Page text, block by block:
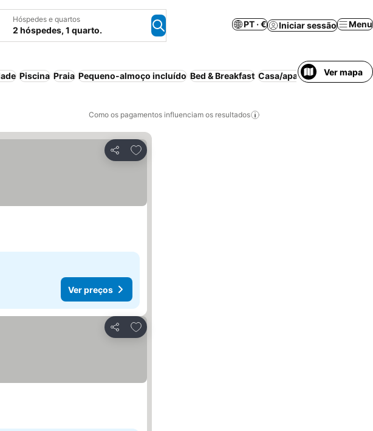
Hóspedes e quartos
2 hóspedes, 1 quarto.
PT · € Iniciar sessão Menu
Piscina Praia Pequeno-almoço incluído Bed & Breakfast Casa/apartamento inteiro
Ver mapa
Como os pagamentos influenciam os resultados
Partilhar
Adicionar aos favoritos
Ver preços
Partilhar
Adicionar aos favoritos